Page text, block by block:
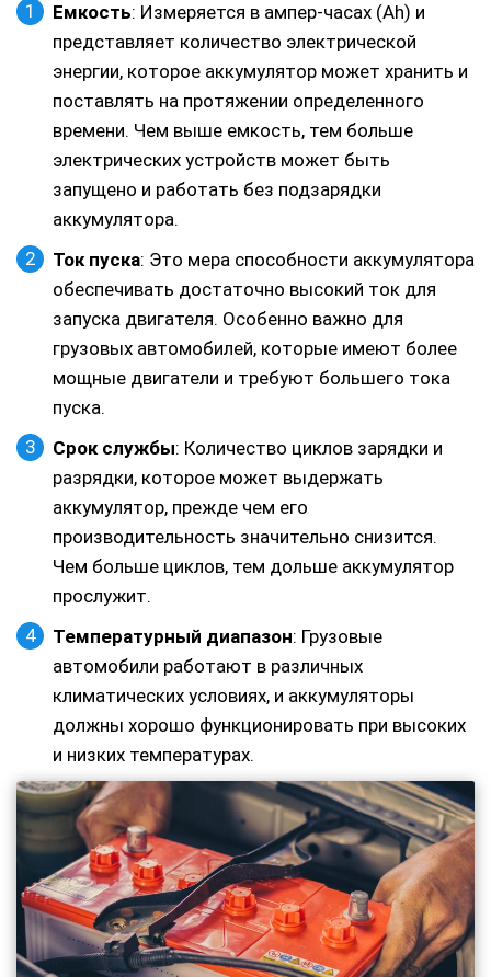
Емкость: Измеряется в ампер-часах (Ah) и
представляет количество электрической
энергии, которое аккумулятор может хранить и
поставлять на протяжении определенного
времени. Чем выше емкость, тем больше
электрических устройств может быть
запущено и работать без подзарядки
аккумулятора.
Ток пуска: Это мера способности аккумулятора
обеспечивать достаточно высокий ток для
запуска двигателя. Особенно важно для
грузовых автомобилей, которые имеют более
мощные двигатели и требуют большего тока
пуска.
Срок службы: Количество циклов зарядки и
разрядки, которое может выдержать
аккумулятор, прежде чем его
производительность значительно снизится.
Чем больше циклов, тем дольше аккумулятор
прослужит.
Температурный диапазон: Грузовые
автомобили работают в различных
климатических условиях, и аккумуляторы
должны хорошо функционировать при высоких
и низких температурах.